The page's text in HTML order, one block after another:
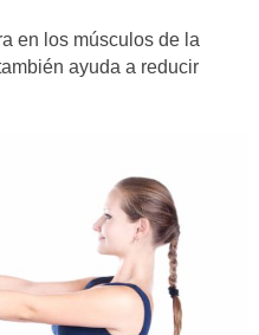
en los músculos de la
ayuda a reducir